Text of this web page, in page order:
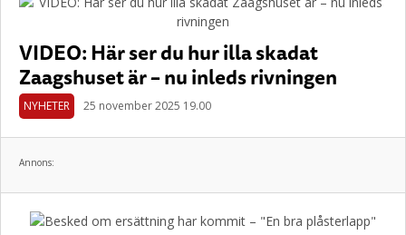
VIDEO: Här ser du hur illa skadat
Zaagshuset är – nu inleds rivningen
NYHETER 25 november 2025 19.00
Annons: